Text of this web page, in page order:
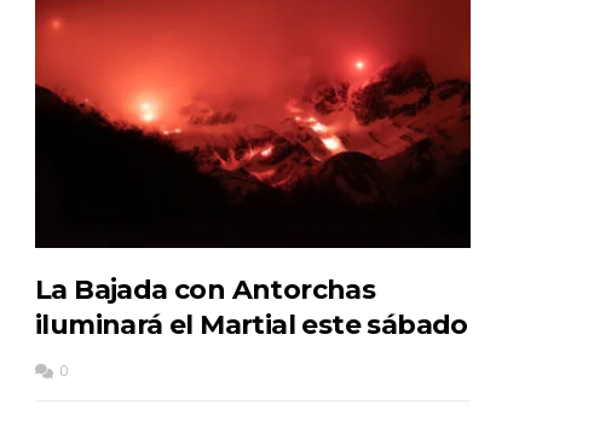
La Bajada con Antorchas
iluminará el Martial este sábado
0